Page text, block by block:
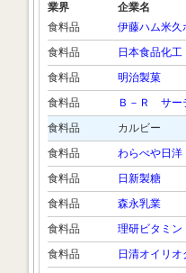
業界 企業名
食料品
伊藤ハム米久
食料品
日本食品化工
食料品
明治製菓
食料品
Ｂ－Ｒ サー
食料品
カルビー
食料品
わらべや日洋
食料品
日新製糖
食料品
森永乳業
食料品
理研ビタミン
食料品
日清オイリオ